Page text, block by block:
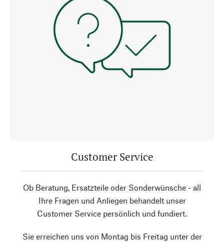
Customer Service
Ob Beratung, Ersatzteile oder Sonderwünsche - all
Ihre Fragen und Anliegen behandelt unser
Customer Service persönlich und fundiert.
Sie erreichen uns von Montag bis Freitag unter der